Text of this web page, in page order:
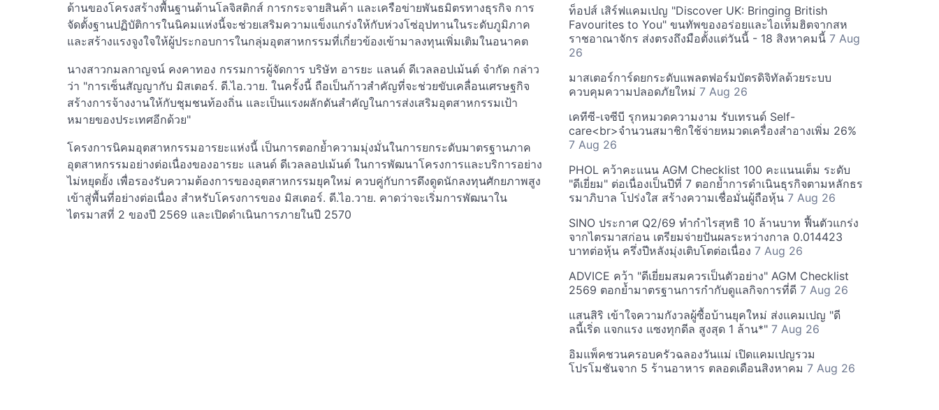
ด้านของโครงสร้างพื้นฐานด้านโลจิสติกส์ การกระจายสินค้า และเครือข่ายพันธมิตรทางธุรกิจ การ
จัดตั้งฐานปฏิบัติการในนิคมแห่งนี้จะช่วยเสริมความแข็งแกร่งให้กับห่วงโซ่อุปทานในระดับภูมิภาค
และสร้างแรงจูงใจให้ผู้ประกอบการในกลุ่มอุตสาหกรรมที่เกี่ยวข้องเข้ามาลงทุนเพิ่มเติมในอนาคต
นางสาวกมลกาญจน์ คงคาทอง กรรมการผู้จัดการ บริษัท อารยะ แลนด์ ดีเวลลอปเม้นต์ จำกัด กล่าว
ว่า "การเซ็นสัญญากับ มิสเตอร์. ดี.ไอ.วาย. ในครั้งนี้ ถือเป็นก้าวสำคัญที่จะช่วยขับเคลื่อนเศรษฐกิจ
สร้างการจ้างงานให้กับชุมชนท้องถิ่น และเป็นแรงผลักดันสำคัญในการส่งเสริมอุตสาหกรรมเป้า
หมายของประเทศอีกด้วย"
โครงการนิคมอุตสาหกรรมอารยะแห่งนี้ เป็นการตอกย้ำความมุ่งมั่นในการยกระดับมาตรฐานภาค
อุตสาหกรรมอย่างต่อเนื่องของอารยะ แลนด์ ดีเวลลอปเม้นต์ ในการพัฒนาโครงการและบริการอย่าง
ไม่หยุดยั้ง เพื่อรองรับความต้องการของอุตสาหกรรมยุคใหม่ ควบคู่กับการดึงดูดนักลงทุนศักยภาพสูง
เข้าสู่พื้นที่อย่างต่อเนื่อง สำหรับโครงการของ มิสเตอร์. ดี.ไอ.วาย. คาดว่าจะเริ่มการพัฒนาใน
ไตรมาสที่ 2 ของปี 2569 และเปิดดำเนินการภายในปี 2570
ท็อปส์ เสิร์ฟแคมเปญ "Discover UK: Bringing British
Favourites to You" ขนทัพของอร่อยและไอเท็มฮิตจากสห
ราชอาณาจักร ส่งตรงถึงมือตั้งแต่วันนี้ - 18 สิงหาคมนี้ 7 Aug
26
มาสเตอร์การ์ดยกระดับแพลตฟอร์มบัตรดิจิทัลด้วยระบบ
ควบคุมความปลอดภัยใหม่ 7 Aug 26
เคทีซี-เจซีบี รุกหมวดความงาม รับเทรนด์ Self-
care<br>จำนวนสมาชิกใช้จ่ายหมวดเครื่องสำอางเพิ่ม 26%
7 Aug 26
PHOL คว้าคะแนน AGM Checklist 100 คะแนนเต็ม ระดับ
"ดีเยี่ยม" ต่อเนื่องเป็นปีที่ 7 ตอกย้ำการดำเนินธุรกิจตามหลักธร
รมาภิบาล โปร่งใส สร้างความเชื่อมั่นผู้ถือหุ้น 7 Aug 26
SINO ประกาศ Q2/69 ทำกำไรสุทธิ 10 ล้านบาท ฟื้นตัวแกร่ง
จากไตรมาสก่อน เตรียมจ่ายปันผลระหว่างกาล 0.014423
บาทต่อหุ้น ครึ่งปีหลังมุ่งเติบโตต่อเนื่อง 7 Aug 26
ADVICE คว้า "ดีเยี่ยมสมควรเป็นตัวอย่าง" AGM Checklist
2569 ตอกย้ำมาตรฐานการกำกับดูแลกิจการที่ดี 7 Aug 26
แสนสิริ เข้าใจความกังวลผู้ซื้อบ้านยุคใหม่ ส่งแคมเปญ "ดี
ลนี้เริ่ด แจกแรง แซงทุกดีล สูงสุด 1 ล้าน*" 7 Aug 26
อิมแพ็คชวนครอบครัวฉลองวันแม่ เปิดแคมเปญรวม
โปรโมชันจาก 5 ร้านอาหาร ตลอดเดือนสิงหาคม 7 Aug 26